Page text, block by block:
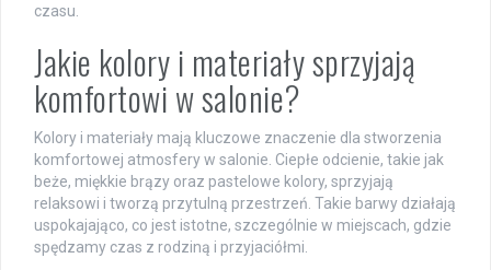
czasu.
Jakie kolory i materiały sprzyjają
komfortowi w salonie?
Kolory i materiały mają kluczowe znaczenie dla stworzenia
komfortowej atmosfery w salonie. Ciepłe odcienie, takie jak
beże, miękkie brązy oraz pastelowe kolory, sprzyjają
relaksowi i tworzą przytulną przestrzeń. Takie barwy działają
uspokajająco, co jest istotne, szczególnie w miejscach, gdzie
spędzamy czas z rodziną i przyjaciółmi.